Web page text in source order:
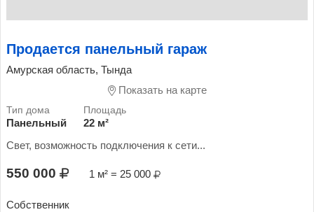
Продается панельный гараж
Амурская область, Тында
Показать на карте
Панельный
22 м²
Свет, возможность подключения к сети...
550 000 1 м² = 25 000
Собственник